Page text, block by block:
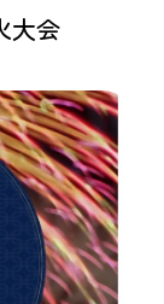
大会